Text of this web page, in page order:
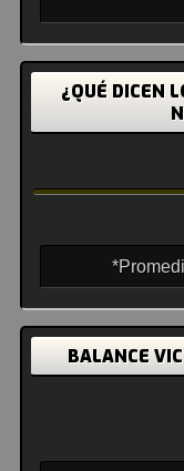
¿QUÉ DICEN
BALANCE